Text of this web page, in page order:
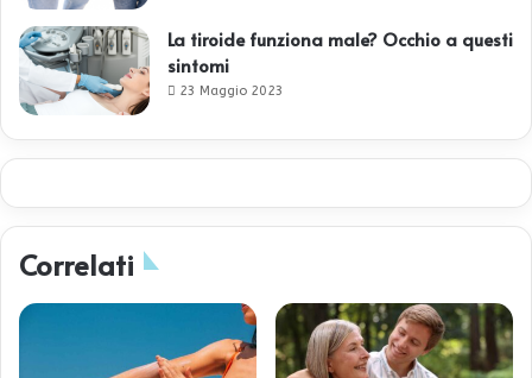
La tiroide funziona male? Occhio a questi
sintomi
23 Maggio 2023
Correlati